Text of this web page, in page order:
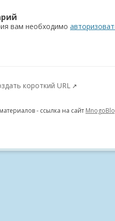
вам необходимо
короткий URL ↗
- ссылка на сайт